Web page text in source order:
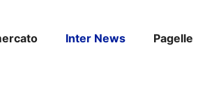
Inter News Pagelle